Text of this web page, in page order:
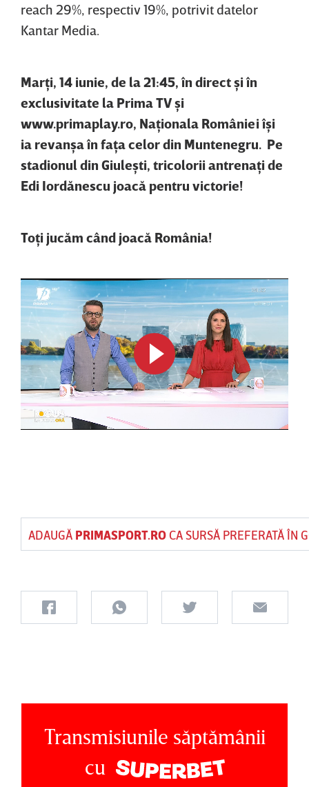
reach 29%, respectiv 19%, potrivit datelor
Kantar Media.
Marţi, 14 iunie, de la 21:45, în direct şi în
exclusivitate la Prima TV şi
www.primaplay.ro, Naţionala României îşi
ia revanşa în faţa celor din Muntenegru. Pe
stadionul din Giuleşti, tricolorii antrenaţi de
Edi Iordănescu joacă pentru victorie!
Toţi jucăm când joacă România!
ADAUGĂ PRIMASPORT.ROCA SURSĂ PREFERATĂ ÎN
Transmisiunile săptămânii
cu